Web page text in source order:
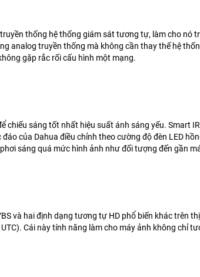
thống hệ thống giám sát tương tự, làm cho nó
analog truyền thống mà không cần thay thế hệ
gặp rắc rốicấu hình một mạng.
chiếu sáng tốt nhất hiệu suất ánh sáng yếu. Smart
của Dahua điều chỉnh theo cường độ đèn LED
sáng quá mức hình ảnh nhưđối tượng đến gần
và hai định dạng tương tự HD phổ biến khác trên
Cái nàytính năng làm cho máy ảnh không chỉ